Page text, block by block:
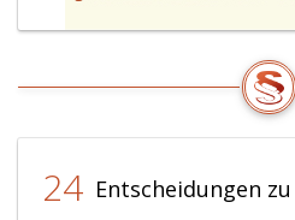
24 Entscheidungen zu